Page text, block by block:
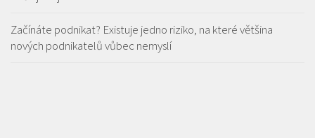
Začínáte podnikat? Existuje jedno riziko, na které většina
nových podnikatelů vůbec nemyslí